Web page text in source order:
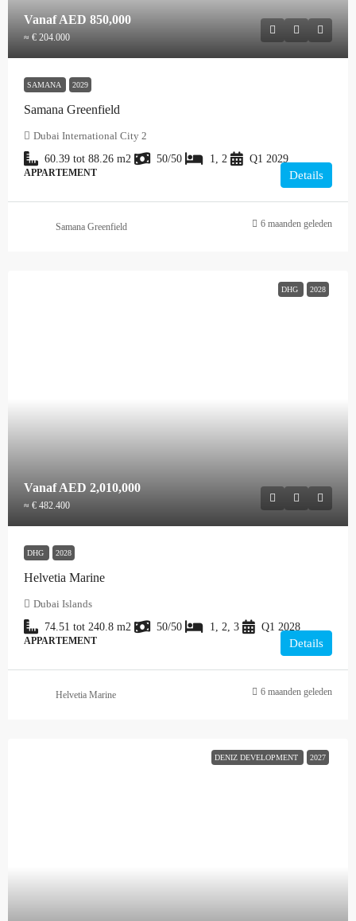
VanafAED 850,000
≈ € 204.000
SAMANA 2029
Samana Greenfield
Dubai International City 2
60.39 tot 88.26 m2 50/50 1, 2 Q1 2029
APPARTEMENT Details
Samana Greenfield 6 maanden geleden
DHG 2028
VanafAED 2,010,000
≈ € 482.400
DHG 2028
Helvetia Marine
Dubai Islands
74.51 tot 240.8 m2 50/50 1, 2, 3 Q1 2028
APPARTEMENT Details
Helvetia Marine 6 maanden geleden
DENIZ DEVELOPMENT 2027